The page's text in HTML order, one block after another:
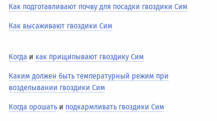
Как подготавливают почву для посадки гвоздики Сим
Как высаживают гвоздики Сим
Когда и как прищипывают гвоздику Сим
Каким должен быть температурный режим при
возделывании гвоздики Сим
Когда орошать и подкармливать гвоздики Сим